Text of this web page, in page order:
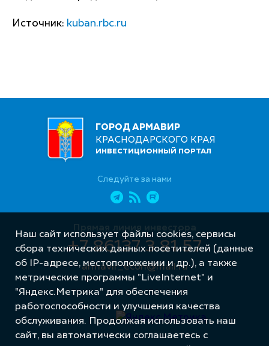
Источник: kuban.rbc.ru
ГОРОД АРМАВИР
КРАСНОДАРСКОГО КРАЯ
ИНВЕСТИЦИОННЫЙ ПОРТАЛ
Следуйте за нами
Прямая линия инвестора
+7 86137 3 81 57
armavir_econ@mail.ru
Наш сайт использует файлы cookies, сервисы
сбора технических данных посетителей (данные
об IP-адресе, местоположении и др.), а также
метрические программы "LiveInternet" и
"Яндекс.Метрика" для обеспечения
работоспособности и улучшения качества
обслуживания. Продолжая использовать наш
сайт, вы автоматически соглашаетесь с